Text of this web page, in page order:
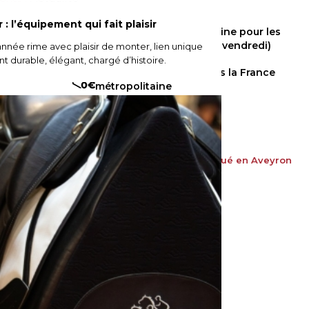
: l’équipement qui fait plaisir
rime avec plaisir de monter, lien unique
durable, élégant, chargé d’histoire.
Expédition chaque semaine pour les
articles en stock (sauf le vendredi)
Port offert dès 300€ vers la France
métropolitaine
Fabriqué en France Fabriqué en Aveyron